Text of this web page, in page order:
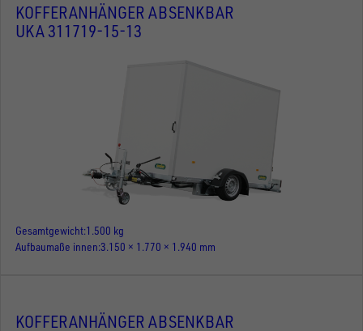
KOFFERANHÄNGER ABSENKBAR
UKA 311719-15-13
Gesamtgewicht 1.500 kg
Aufbaumaße innen 3.150 × 1.770 × 1.940 mm
KOFFERANHÄNGER ABSENKBAR